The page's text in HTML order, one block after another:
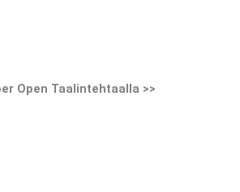
Open Taalintehtaalla >>